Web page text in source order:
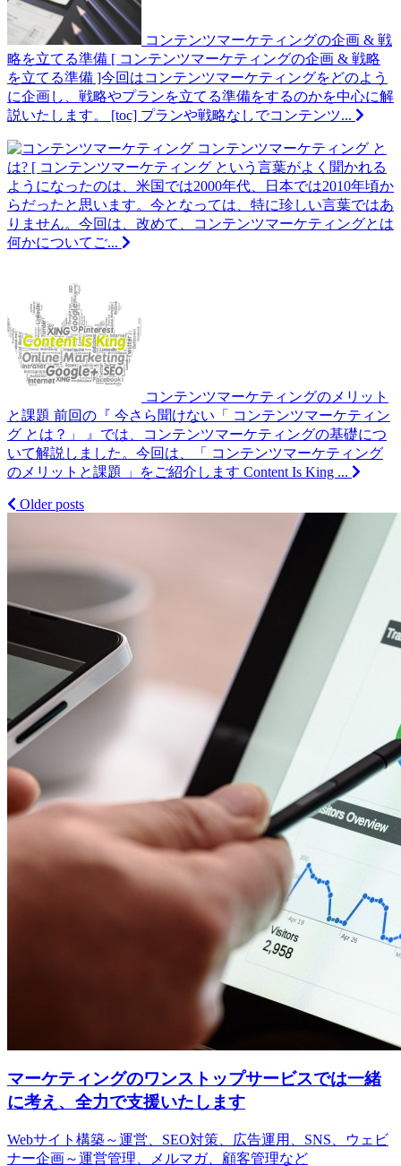
コンテンツマーケティングの企画 & 戦
略を立てる準備 [ コンテンツマーケティングの企画 & 戦略
を立てる準備 ]今回はコンテンツマーケティングをどのよう
に企画し、戦略やプランを立てる準備をするのかを中心に解
説いたします。 [toc] プランや戦略なしでコンテンツ...
コンテンツマーケティング と
は? [ コンテンツマーケティング という言葉がよく聞かれる
ようになったのは、米国では2000年代、日本では2010年頃か
らだったと思います。今となっては、特に珍しい言葉ではあ
りません。今回は、改めて、コンテンツマーケティングとは
何かについてご...
コンテンツマーケティングのメリット
と課題 前回の『 今さら聞けない「 コンテンツマーケティン
グ とは？」 』では、コンテンツマーケティングの基礎につ
いて解説しました。今回は、「 コンテンツマーケティング
のメリットと課題 」をご紹介します Content Is King ...
Posts
Older posts
マーケティングのワンストップサービスでは一緒
に考え、全力で支援いたします
Webサイト構築～運営、SEO対策、広告運用、SNS、ウェビ
ナー企画～運営管理、メルマガ、顧客管理など